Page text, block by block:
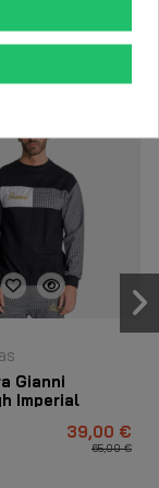
también
Gianni
Imperial
39,00 €
65,00 €